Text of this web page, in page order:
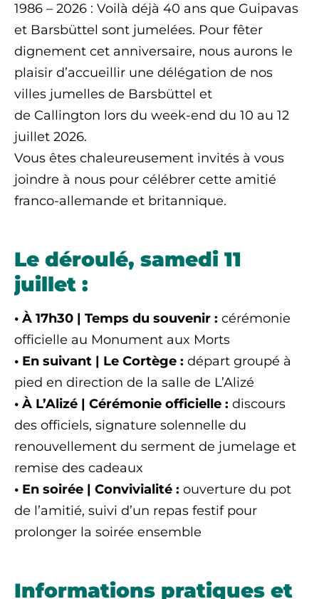
1986 – 2026 : Voilà déjà 40 ans que Guipavas
et Barsbüttel sont jumelées. Pour fêter
dignement cet anniversaire, nous aurons le
plaisir d’accueillir une délégation de nos
villes jumelles de Barsbüttel et
de Callington lors du week-end du 10 au 12
juillet 2026.
Vous êtes chaleureusement invités à vous
joindre à nous pour célébrer cette amitié
franco-allemande et britannique.
Le déroulé, samedi 11
juillet :
• À 17h30 | Temps du souvenir : cérémonie
officielle au Monument aux Morts
• En suivant | Le Cortège : départ groupé à
pied en direction de la salle de L’Alizé
• À L’Alizé | Cérémonie officielle : discours
des officiels, signature solennelle du
renouvellement du serment de jumelage et
remise des cadeaux
• En soirée | Convivialité : ouverture du pot
de l’amitié, suivi d’un repas festif pour
prolonger la soirée ensemble
Informations pratiques et